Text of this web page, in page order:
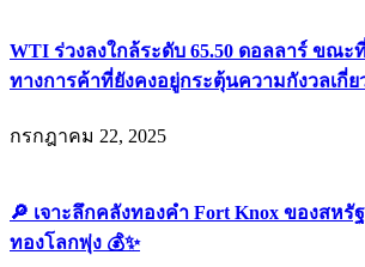
WTI ร่วงลงใกล้ระดับ 65.50 ดอลลาร์ ขณะ
ทางการค้าที่ยังคงอยู่กระตุ้นความกังวลเกี่
กรกฎาคม 22, 2025
🔎 เจาะลึกคลังทองคำ Fort Knox ของสหรั
ทองโลกพุ่ง 💰✨